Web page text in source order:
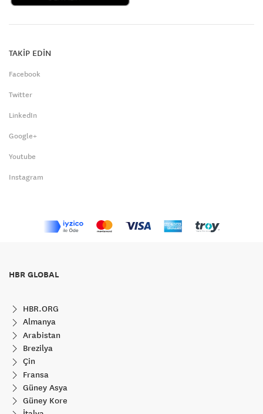
TAKİP EDİN
Facebook
Twitter
LinkedIn
Google+
Youtube
Instagram
HBR GLOBAL
HBR.ORG
Almanya
Arabistan
Brezilya
Çin
Fransa
Güney Asya
Güney Kore